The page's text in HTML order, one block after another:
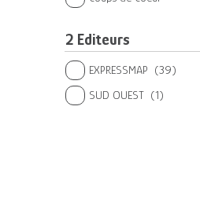
2 Editeurs
EXPRESSMAP (39)
SUD OUEST (1)